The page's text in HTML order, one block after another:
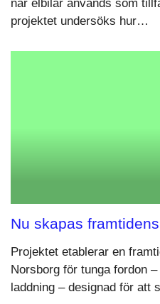
när elbilar används som
projektet undersöks hur…
Nu skapas
Projektet etablerar en
Norsborg för tunga fordon
laddning – designad för att